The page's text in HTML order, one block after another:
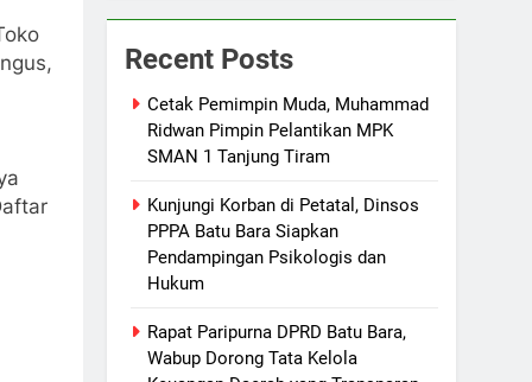
Recent Posts
Cetak Pemimpin Muda, Muhammad
Ridwan Pimpin Pelantikan MPK
SMAN 1 Tanjung Tiram
Kunjungi Korban di Petatal, Dinsos
PPPA Batu Bara Siapkan
Pendampingan Psikologis dan
Hukum
Rapat Paripurna DPRD Batu Bara,
Wabup Dorong Tata Kelola